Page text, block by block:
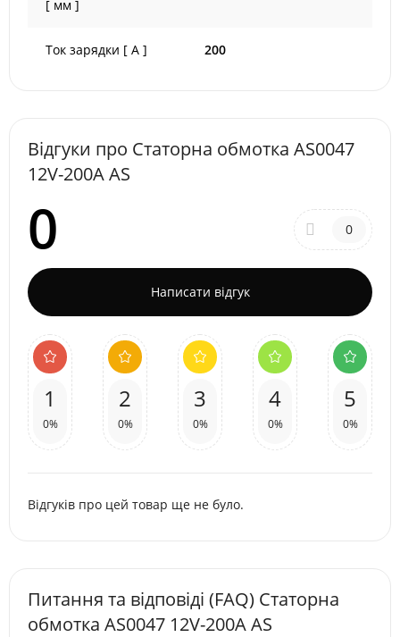
[ мм ]
Ток зарядки [ A ] 200
Відгуки про Статорна обмотка AS0047
12V-200A AS
0 0
Написати відгук
1
0%
2
0%
3
0%
4
0%
5
0%
Відгуків про цей товар ще не було.
Питання та відповіді (FAQ) Статорна
обмотка AS0047 12V-200A AS